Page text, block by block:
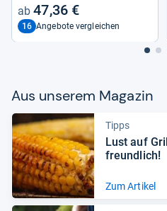
47,36 €
16 Angebote vergleichen
Aus unse­rem Maga­zin
Tipps
Lust auf
freund­lich!
Zum Artikel